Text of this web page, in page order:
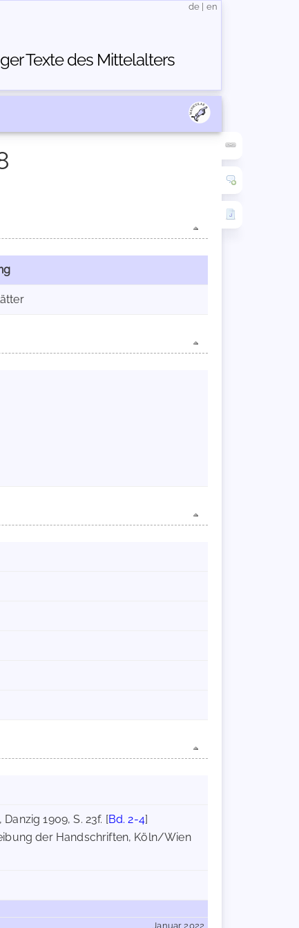
Texte des Mittelalters
de en
1909, S. 23f. [Bd. 2-4]
der Handschriften, Köln/Wien
Januar 2022